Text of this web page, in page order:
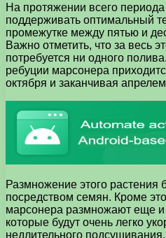
На протяжении всего периода
поддерживать оптимальный
промежутке между пятью и
Важно отметить, что за весь
потребуется ни одного
ребуции марсонера
октября и заканчивая
Размножение этого растения
посредством семян. Кроме
марсонера размножают еще и
которые будут очень легко
недлительного подсушивания.